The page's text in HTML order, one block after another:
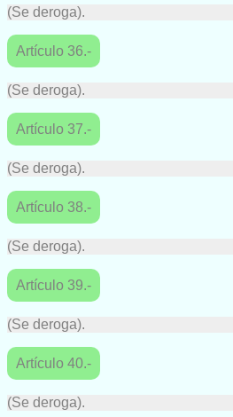
(Se deroga).
Artículo 36.-
(Se deroga).
Artículo 37.-
(Se deroga).
Artículo 38.-
(Se deroga).
Artículo 39.-
(Se deroga).
Artículo 40.-
(Se deroga).